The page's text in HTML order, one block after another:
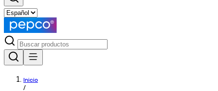
Inicio
/